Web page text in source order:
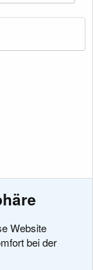
Website
bei der